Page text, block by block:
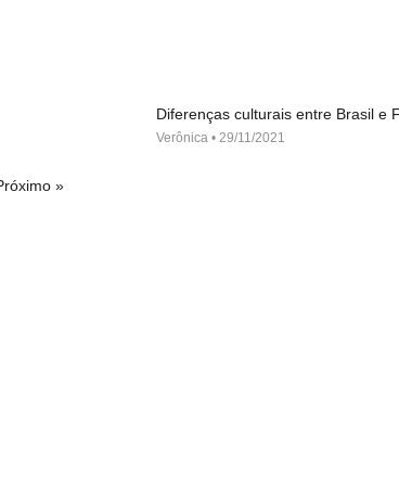
Diferenças culturais entre Brasil e
Verônica 29/11/2021
»